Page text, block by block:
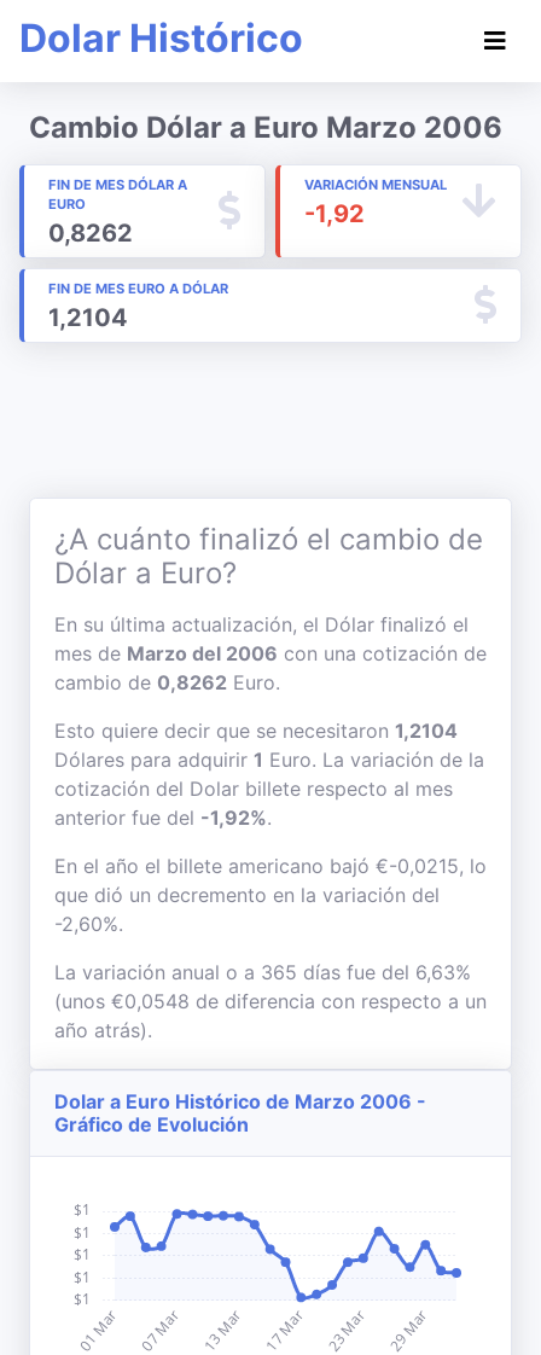
Dolar Histórico
Cambio Dólar a Euro Marzo 2006
FIN DE MES DÓLAR A
EURO
0,8262
VARIACIÓN MENSUAL
-1,92
FIN DE MES EURO A DÓLAR
1,2104
¿A cuánto finalizó el cambio de
Dólar a Euro?
En su última actualización, el Dólar finalizó el
mes de Marzo del 2006 con una cotización de
cambio de 0,8262 Euro.
Esto quiere decir que se necesitaron 1,2104
Dólares para adquirir 1 Euro. La variación de la
cotización del Dolar billete respecto al mes
anterior fue del -1,92%.
En el año el billete americano bajó €-0,0215, lo
que dió un decremento en la variación del
-2,60%.
La variación anual o a 365 días fue del 6,63%
(unos €0,0548 de diferencia con respecto a un
año atrás).
Dolar a Euro Histórico de Marzo 2006 -
Gráfico de Evolución